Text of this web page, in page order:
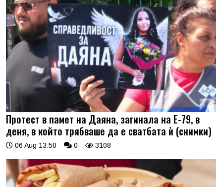
Протест в памет на Даяна, загинала на Е-79, в
деня, в който трябваше да е сватбата ѝ (снимки)
06 Aug 13:50 0 3108